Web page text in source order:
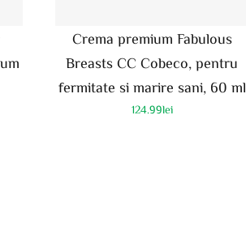
Crema premium Fabulous
Breasts CC Cobeco, pentru
fermitate si marire sani, 60 ml
124.99lei